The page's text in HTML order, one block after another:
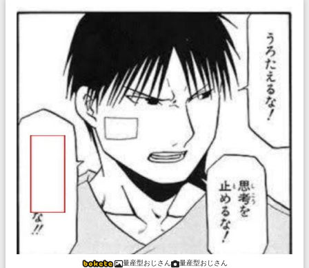
量産型おじさん 量産型おじさん